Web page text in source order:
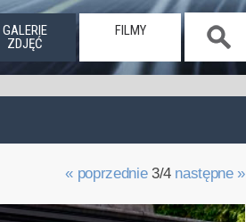
GALERIE
ZDJĘĆ
FILMY
« poprzednie3/4 następne »